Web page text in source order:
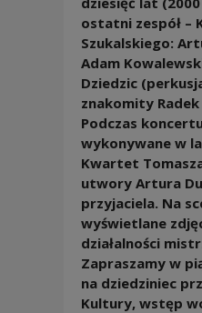
ostatni zespół –
Szukalskiego:
Adam
Dziedzic
znakomity
Podczas
wykonywane w
Kwartet
utwory Artura
przyjaciela. Na
wyświetlane
działalności
Zapraszamy w
na dziedziniec
Kultury, wstęp